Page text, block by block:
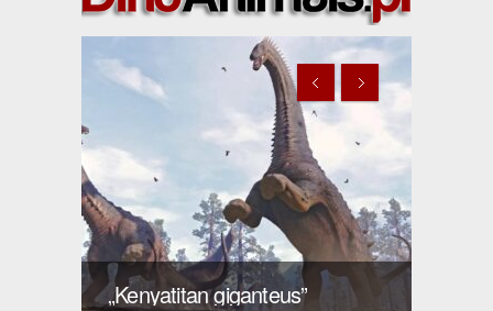
„Kenyatitan giganteus”
Giraffatitan
2003 nomina